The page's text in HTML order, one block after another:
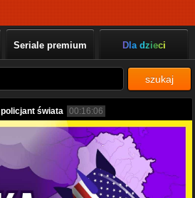
Seriale premium Dla dzieci
szukaj
policjant świata 00:16:06